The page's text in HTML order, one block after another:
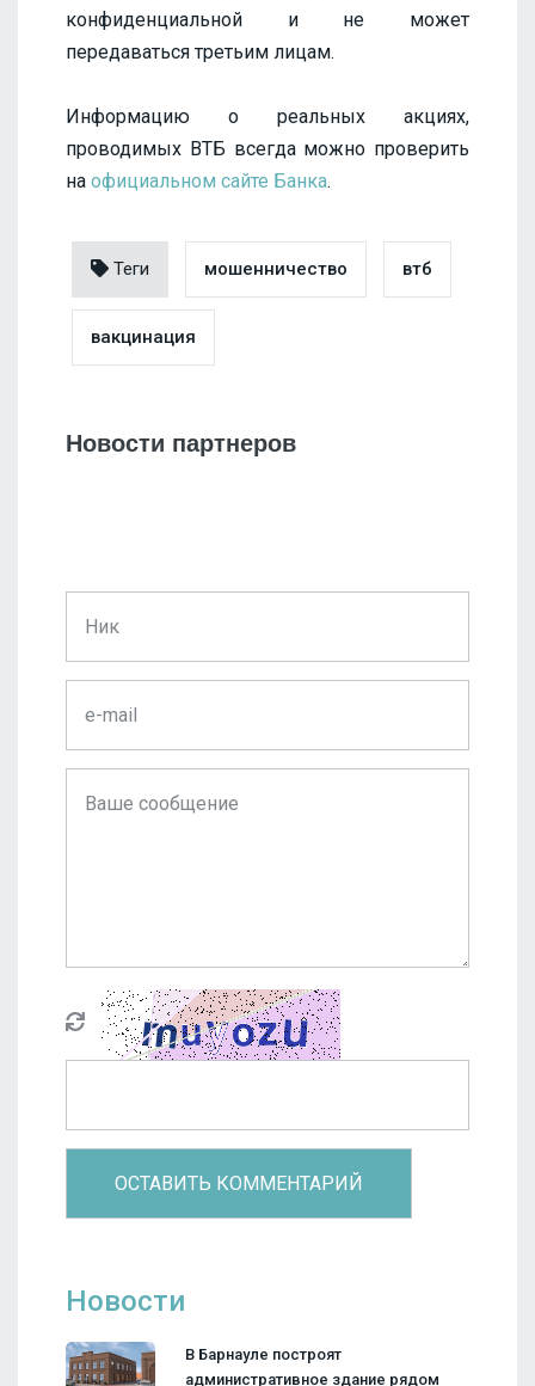
конфиденциальной и не может
передаваться третьим лицам.
Информацию о реальных акциях,
проводимых ВТБ всегда можно проверить
на официальном сайте Банка.
Теги мошенничество втб
вакцинация
Новости партнеров
Новости
В Барнауле построят
административное здание рядом